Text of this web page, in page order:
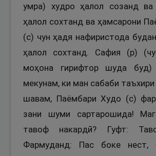
умра) худро ҳалол созанд
ҳалол сохтанд ва ҳамсарони
(с) чун ҳадя нафиристода
ҳалол сохтанд. Сафия (р)
моҳона гирифтор шуда
мекунам, ки ман сабаби
шавам, Паёмбари Худо (с)
зани шуми сартарошида!
тавоф накардӣ? Гуфт:
Фармуданд: Пас боке нест,